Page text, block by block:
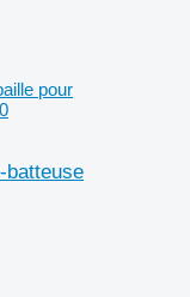
pour
batteuse